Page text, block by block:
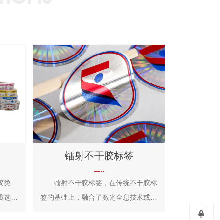
类
选
镭射不干胶标签
镭射不干胶标签，在传统不干胶标
签的基础上，融合了激光全息技术或特